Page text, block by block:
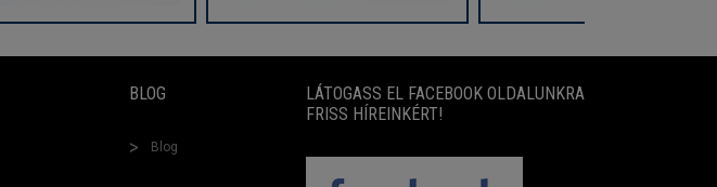
BLOG
Blog
LÁTOGASS EL FACEBOOK OLDALUNKRA
FRISS HÍREINKÉRT!